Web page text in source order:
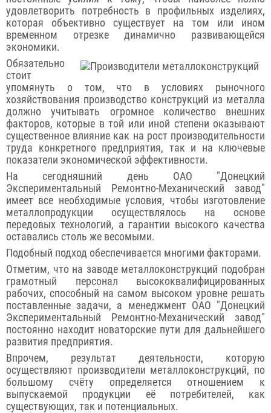
удовлетворить потребность в профильных изделиях,
которая объективно существует на том или ином
временном отрезке динамично развивающейся
экономики.
Обязательно
стоит
упомянуть о том, что в условиях рыночного
хозяйствования производство конструкций из металла
должно учитывать огромное количество внешних
факторов, которые в той или иной степени оказывают
существенное влияние как на рост производительности
труда конкретного предприятия, так и на ключевые
показатели экономической эффективности.
На сегодняшний день ОАО "Донецкий
Экспериментальный Ремонтно-Механический завод"
имеет все необходимые условия, чтобы изготовление
металлопродукции осуществлялось на основе
передовых технологий, а гарантии высокого качества
оставались столь же весомыми.
Подобный подход обеспечивается многими факторами.
Отметим, что на заводе металлоконструкций подобран
грамотный персонал высококвалифицированных
рабочих, способный на самом высоком уровне решать
поставленные задачи, а менеджмент ОАО "Донецкий
Экспериментальный Ремонтно-Механический завод"
постоянно находит новаторские пути для дальнейшего
развития предприятия.
Впрочем, результат деятельности, которую
осуществляют производители металлоконструкций, по
большому счёту определяется отношением к
выпускаемой продукции её потребителей, как
существующих, так и потенциальных.